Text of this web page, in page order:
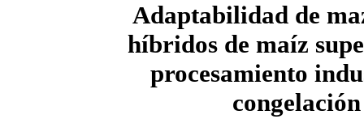
Adaptabilidad de
híbridos de maíz
procesamiento
congelación